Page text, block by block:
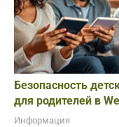
Безопасность
для родителей в
Информация